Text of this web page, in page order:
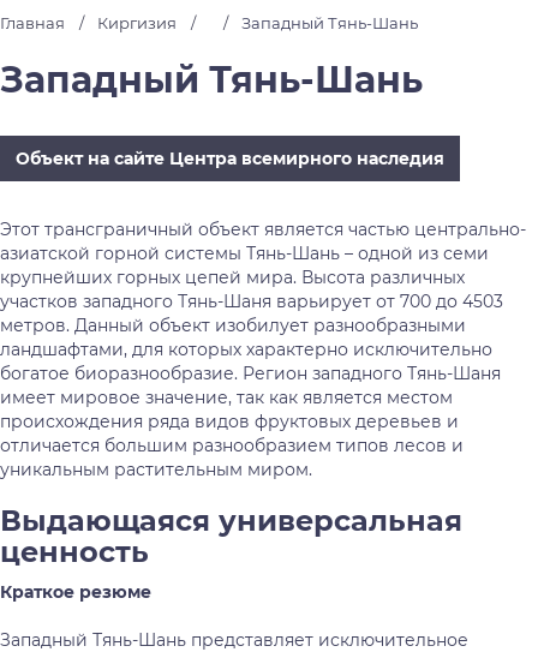
Главная Киргизия Западный Тянь-Шань
Западный Тянь-Шань
Объект на сайте Центра всемирного наследия
Этот трансграничный объект является частью центрально-
азиатской горной системы Тянь-Шань – одной из семи
крупнейших горных цепей мира. Высота различных
участков западного Тянь-Шаня варьирует от 700 до 4503
метров. Данный объект изобилует разнообразными
ландшафтами, для которых характерно исключительно
богатое биоразнообразие. Регион западного Тянь-Шаня
имеет мировое значение, так как является местом
происхождения ряда видов фруктовых деревьев и
отличается большим разнообразием типов лесов и
уникальным растительным миром.
Выдающаяся универсальная
ценность
Краткое резюме
Западный Тянь-Шань представляет исключительное